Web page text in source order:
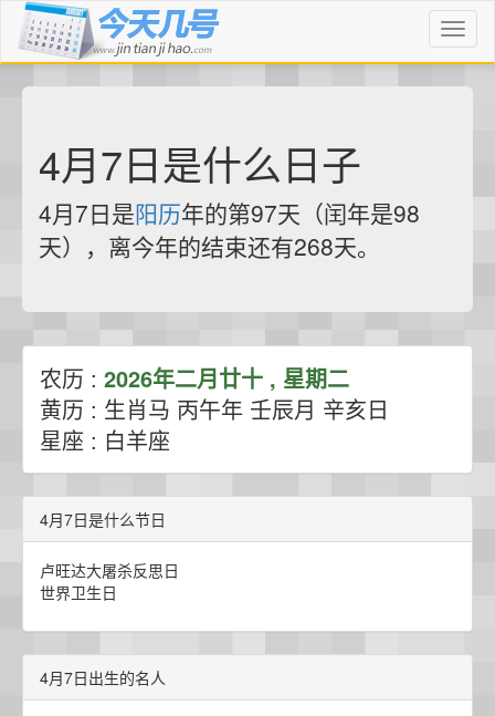
4月7日是什么日子
4月7日是阳历年的第97天（闰年是98
天），离今年的结束还有268天。
农历 : 2026年二月廿十 , 星期二
黄历 : 生肖马 丙午年 壬辰月 辛亥日
星座 : 白羊座
4月7日是什么节日
卢旺达大屠杀反思日
世界卫生日
4月7日出生的名人